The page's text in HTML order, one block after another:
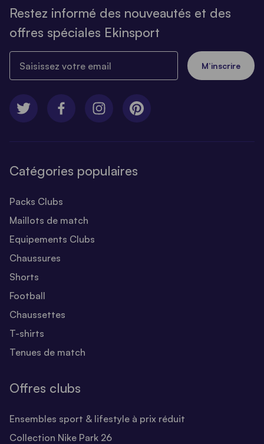
Restez informé des nouveautés et des
offres spéciales Ekinsport
M’inscrire
Catégories populaires
Packs Clubs
Maillots de match
Equipements Clubs
Chaussures
Shorts
Football
Chaussettes
T-shirts
Tenues de match
Offres clubs
Ensembles sport & lifestyle à prix réduit
Collection Nike Park 26